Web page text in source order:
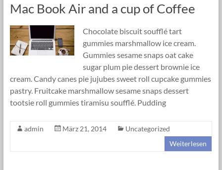
Mac Book Air and a cup of Coffee
Chocolate biscuit soufflé tart
gummies marshmallow ice cream.
Gummies sesame snaps oat cake
sugar plum pie dessert brownie ice
cream. Candy canes pie jujubes sweet roll cupcake gummies
pastry. Fruitcake marshmallow sesame snaps dessert
tootsie roll gummies tiramisu soufflé. Pudding
admin März 21, 2014
Uncategorized
Weiterlesen